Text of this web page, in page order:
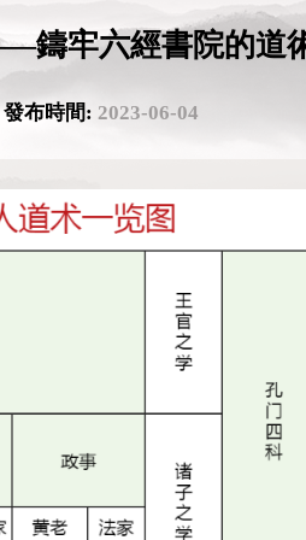
鑄牢六經書院的道
布時間: 2023-06-04